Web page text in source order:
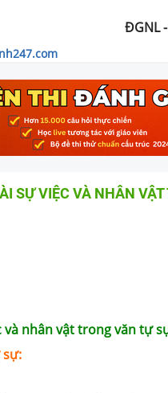
ĐGNL
SỰ VIỆC VÀ NHÂN
và nhân vật trong văn tự
sự: